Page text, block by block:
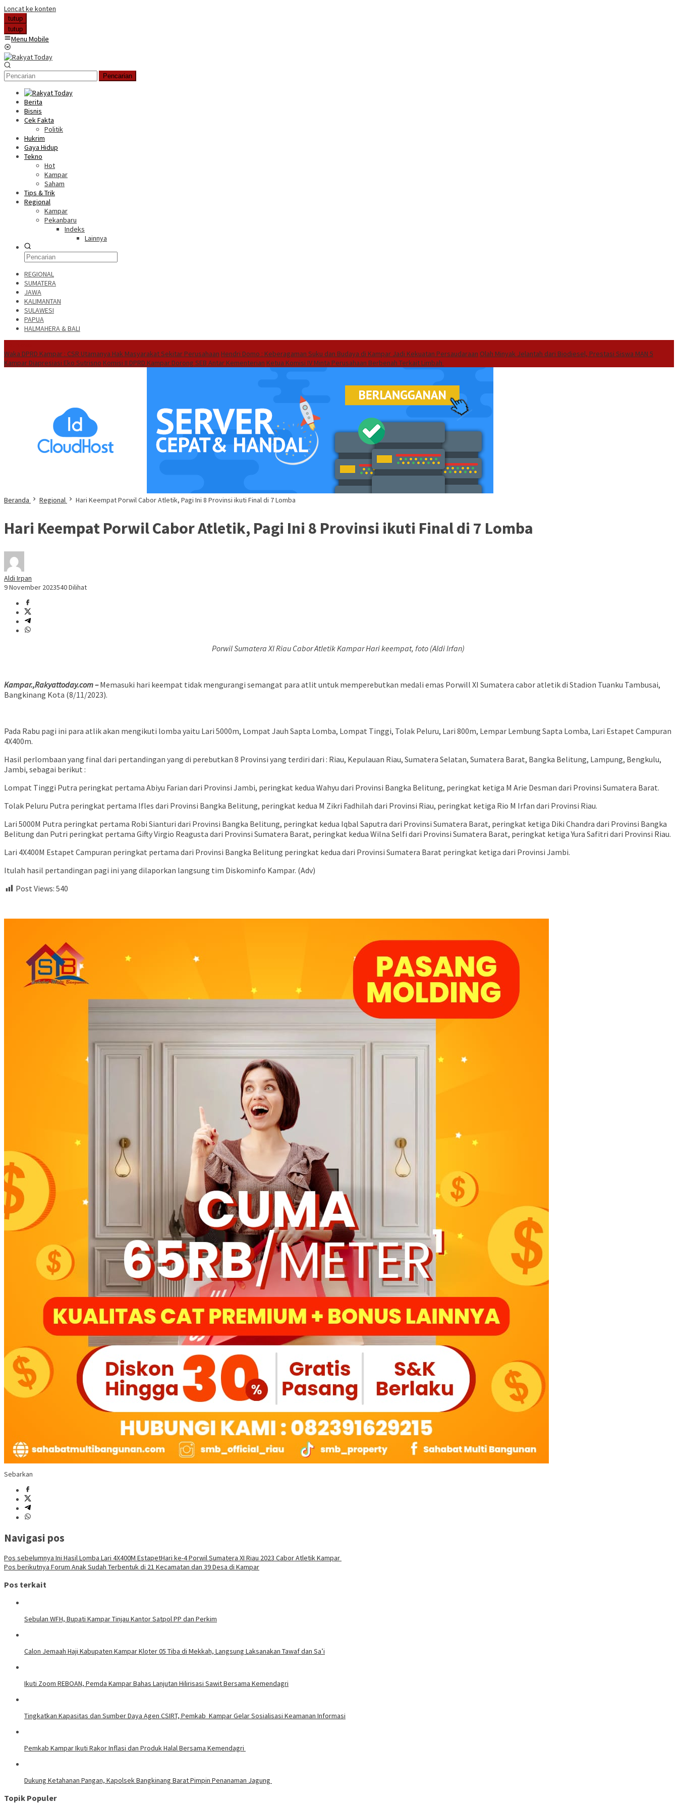
Loncat ke konten
tutup
tutup
Menu Mobile
Pencarian
Berita
Bisnis
Cek Fakta
Politik
Hukrim
Gaya Hidup
Tekno
Hot
Kampar
Saham
Tips & Trik
Regional
Kampar
Pekanbaru
Indeks
Lainnya
REGIONAL
SUMATERA
JAWA
KALIMANTAN
SULAWESI
PAPUA
HALMAHERA & BALI
Waka DPRD Kampar : CSR Utamanya Hak Masyarakat Sekitar Perusahaan Hendri Domo : Keberagaman Suku dan Budaya di Kampar Jadi Kekuatan Persaudaraan Olah Minyak Jelantah dari Biodiesel, Prestasi Siswa MAN 5
Kampar Diapresiasi Eko Sutrisno Komisi II DPRD Kampar Dorong SEB Antar Kementerian Ketua Komisi IV Minta Perusahaan Berbenah Terkait Limbah
Beranda Regional Hari Keempat Porwil Cabor Atletik, Pagi Ini 8 Provinsi ikuti Final di 7 Lomba
Hari Keempat Porwil Cabor Atletik, Pagi Ini 8 Provinsi ikuti Final di 7 Lomba
Aldi Irpan
9 November 2023540 Dilihat
Porwil Sumatera XI Riau Cabor Atletik Kampar Hari keempat, foto (Aldi Irfan)
Kampar.,Rakyattoday.com – Memasuki hari keempat tidak mengurangi semangat para atlit untuk memperebutkan medali emas Porwill XI Sumatera cabor atletik di Stadion Tuanku Tambusai,
Bangkinang Kota (8/11/2023).
Pada Rabu pagi ini para atlik akan mengikuti lomba yaitu Lari 5000m, Lompat Jauh Sapta Lomba, Lompat Tinggi, Tolak Peluru, Lari 800m, Lempar Lembung Sapta Lomba, Lari Estapet Campuran
4X400m.
Hasil perlombaan yang final dari pertandingan yang di perebutkan 8 Provinsi yang terdiri dari : Riau, Kepulauan Riau, Sumatera Selatan, Sumatera Barat, Bangka Belitung, Lampung, Bengkulu,
Jambi, sebagai berikut :
Lompat Tinggi Putra peringkat pertama Abiyu Farian dari Provinsi Jambi, peringkat kedua Wahyu dari Provinsi Bangka Belitung, peringkat ketiga M Arie Desman dari Provinsi Sumatera Barat.
Tolak Peluru Putra peringkat pertama Ifles dari Provinsi Bangka Belitung, peringkat kedua M Zikri Fadhilah dari Provinsi Riau, peringkat ketiga Rio M Irfan dari Provinsi Riau.
Lari 5000M Putra peringkat pertama Robi Sianturi dari Provinsi Bangka Belitung, peringkat kedua Iqbal Saputra dari Provinsi Sumatera Barat, peringkat ketiga Diki Chandra dari Provinsi Bangka
Belitung dan Putri peringkat pertama Gifty Virgio Reagusta dari Provinsi Sumatera Barat, peringkat kedua Wilna Selfi dari Provinsi Sumatera Barat, peringkat ketiga Yura Safitri dari Provinsi Riau.
Lari 4X400M Estapet Campuran peringkat pertama dari Provinsi Bangka Belitung peringkat kedua dari Provinsi Sumatera Barat peringkat ketiga dari Provinsi Jambi.
Itulah hasil pertandingan pagi ini yang dilaporkan langsung tim Diskominfo Kampar. (Adv)
Post Views: 540
Sebarkan
Navigasi pos
Pos sebelumnya Ini Hasil Lomba Lari 4X400M EstapetHari ke-4 Porwil Sumatera XI Riau 2023 Cabor Atletik Kampar
Pos berikutnya Forum Anak Sudah Terbentuk di 21 Kecamatan dan 39 Desa di Kampar
Pos terkait
Sebulan WFH, Bupati Kampar Tinjau Kantor Satpol PP dan Perkim
Calon Jemaah Haji Kabupaten Kampar Kloter 05 Tiba di Mekkah, Langsung Laksanakan Tawaf dan Sa’i
Ikuti Zoom REBOAN, Pemda Kampar Bahas Lanjutan Hilirisasi Sawit Bersama Kemendagri
Tingkatkan Kapasitas dan Sumber Daya Agen CSIRT, Pemkab Kampar Gelar Sosialisasi Keamanan Informasi
Pemkab Kampar Ikuti Rakor Inflasi dan Produk Halal Bersama Kemendagri
Dukung Ketahanan Pangan, Kapolsek Bangkinang Barat Pimpin Penanaman Jagung
Topik Populer